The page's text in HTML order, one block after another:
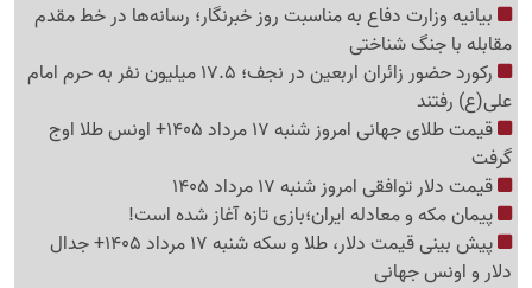
بیانیه وزارت دفاع به مناسبت روز خبرنگار؛ رسانه‌ها در خط مقدم
مقابله با جنگ شناختی
رکورد حضور زائران اربعین در نجف؛ 17.5 میلیون نفر به حرم امام
علی(ع) رفتند
قیمت طلای جهانی امروز شنبه 17 مرداد 1405+ اونس طلا اوج
گرفت
قیمت دلار توافقی امروز شنبه 17 مرداد 1405
پیمان مکه و معادله ایران؛بازی تازه آغاز شده است!
پیش ‌بینی قیمت دلار، طلا و سکه شنبه 17 مرداد 1405+ جدال
دلار و اونس جهانی